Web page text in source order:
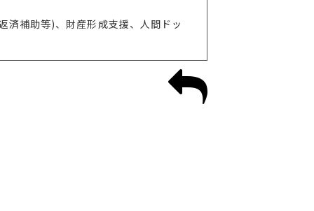
済補助等)、財産形成支援、人間ドッ